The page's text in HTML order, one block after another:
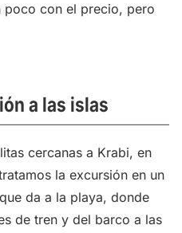
poco con el precio, pero
a las islas
cercanas a Krabi, en
la excursión en un
da a la playa, donde
de tren y del barco a las